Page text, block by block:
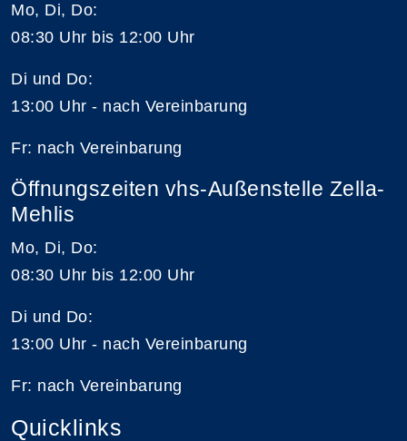
Mo, Di, Do:
08:30 Uhr bis 12:00 Uhr
Di und Do:
13:00 Uhr - nach Vereinbarung
Fr: nach Vereinbarung
Öffnungszeiten vhs-Außenstelle Zella-
Mehlis
Mo, Di, Do:
08:30 Uhr bis 12:00 Uhr
Di und Do:
13:00 Uhr - nach Vereinbarung
Fr: nach Vereinbarung
Quicklinks